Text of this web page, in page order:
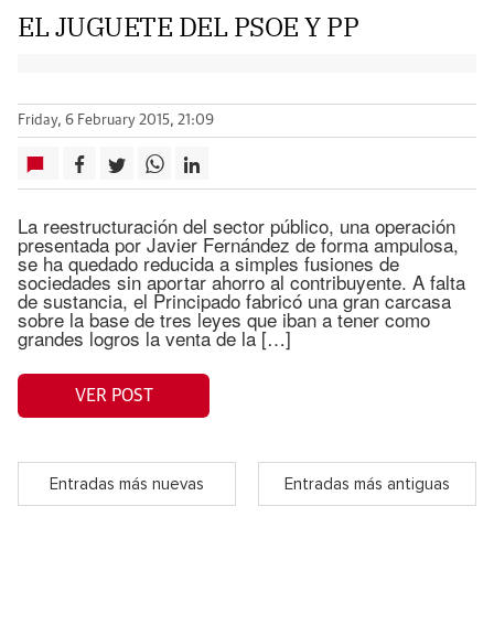
EL JUGUETE DEL PSOE Y PP
Friday, 6 February 2015, 21:09
La reestructuración del sector público, una operación
presentada por Javier Fernández de forma ampulosa,
se ha quedado reducida a simples fusiones de
sociedades sin aportar ahorro al contribuyente. A falta
de sustancia, el Principado fabricó una gran carcasa
sobre la base de tres leyes que iban a tener como
grandes logros la venta de la […]
VER POST
Entradas más nuevas Entradas más antiguas